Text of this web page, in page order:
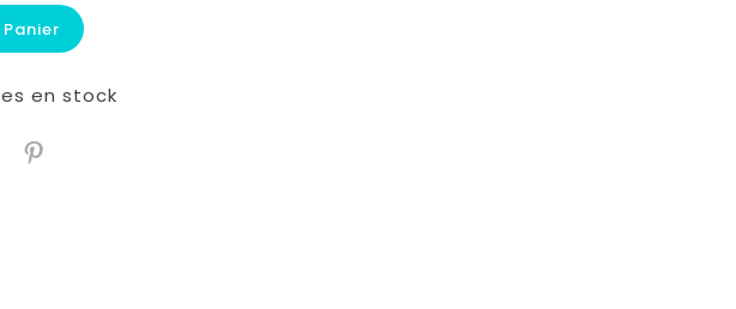
Panier
en stock